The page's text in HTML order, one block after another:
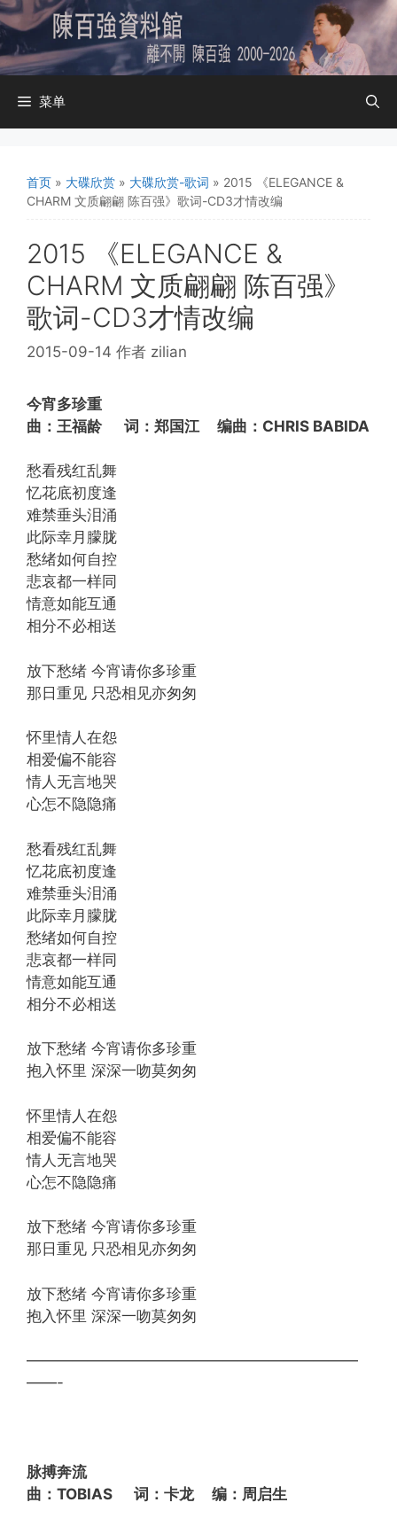
跳
至
内
容
菜单
首页 » 大碟欣赏 » 大碟欣赏-歌词 » 2015 《ELEGANCE &
CHARM 文质翩翩 陈百强》歌词-CD3才情改编
2015 《ELEGANCE &
CHARM 文质翩翩 陈百强》
歌词-CD3才情改编
2015-09-14 作者 zilian
今宵多珍重
曲：王福龄 词：郑国江 编曲：CHRIS BABIDA
愁看残红乱舞
忆花底初度逢
难禁垂头泪涌
此际幸月朦胧
愁绪如何自控
悲哀都一样同
情意如能互通
相分不必相送
放下愁绪 今宵请你多珍重
那日重见 只恐相见亦匆匆
怀里情人在怨
相爱偏不能容
情人无言地哭
心怎不隐隐痛
愁看残红乱舞
忆花底初度逢
难禁垂头泪涌
此际幸月朦胧
愁绪如何自控
悲哀都一样同
情意如能互通
相分不必相送
放下愁绪 今宵请你多珍重
抱入怀里 深深一吻莫匆匆
怀里情人在怨
相爱偏不能容
情人无言地哭
心怎不隐隐痛
放下愁绪 今宵请你多珍重
那日重见 只恐相见亦匆匆
放下愁绪 今宵请你多珍重
抱入怀里 深深一吻莫匆匆
——————————————————————
——-
脉搏奔流
曲：TOBIAS 词：卡龙 编：周启生